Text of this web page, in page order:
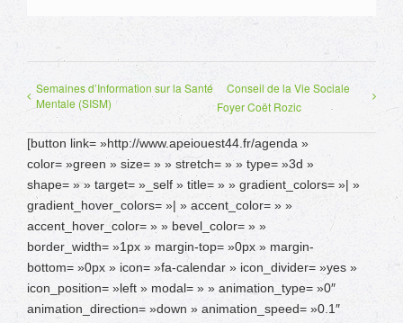
Semaines d’Information sur la Santé
Mentale (SISM)
Conseil de la Vie Sociale
Foyer Coët Rozic
[button link= »http://www.apeiouest44.fr/agenda »
color= »green » size= » » stretch= » » type= »3d »
shape= » » target= »_self » title= » » gradient_colors= »| »
gradient_hover_colors= »| » accent_color= » »
accent_hover_color= » » bevel_color= » »
border_width= »1px » margin-top= »0px » margin-
bottom= »0px » icon= »fa-calendar » icon_divider= »yes »
icon_position= »left » modal= » » animation_type= »0″
animation_direction= »down » animation_speed= »0.1″